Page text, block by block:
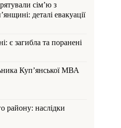
сім’ю з
деталі евакуації
є загибла та поранені
Купʼянської МВА
району: наслідки